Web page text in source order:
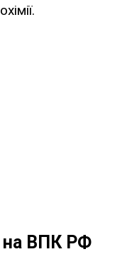
на ВПК РФ